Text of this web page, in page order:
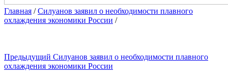
Главная /Силуанов заявил о необходимости плавного
охлаждения экономики России /
Предыдущий Силуанов заявил о необходимости плавного
охлаждения экономики России